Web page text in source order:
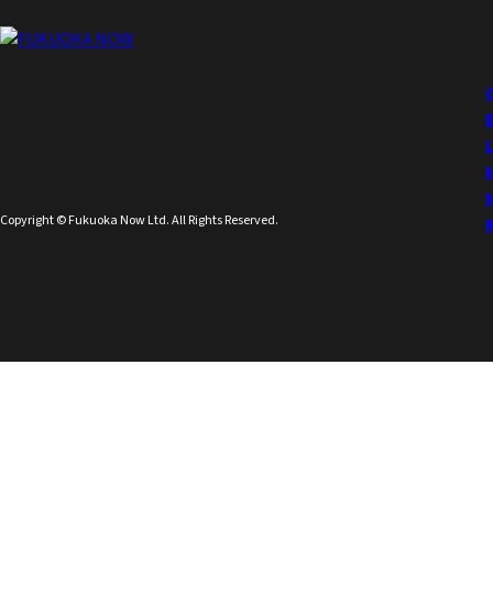
Copyright © Fukuoka Now Ltd. All Rights Reserved.